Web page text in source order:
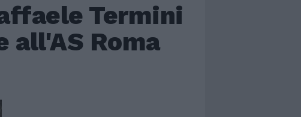
Termini
all'AS Roma